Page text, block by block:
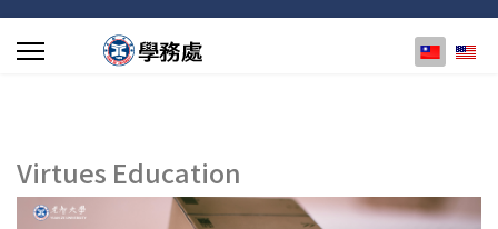
選擇你的
Virtues Education